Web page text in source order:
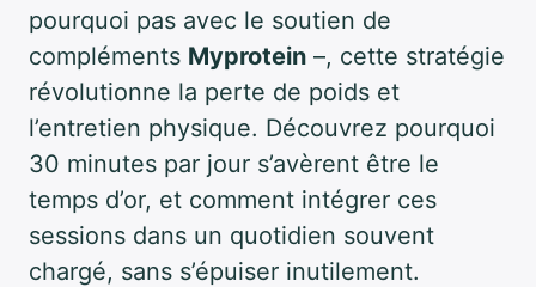
pourquoi pas avec le soutien de
compléments Myprotein –, cette stratégie
révolutionne la perte de poids et
l’entretien physique. Découvrez pourquoi
30 minutes par jour s’avèrent être le
temps d’or, et comment intégrer ces
sessions dans un quotidien souvent
chargé, sans s’épuiser inutilement.